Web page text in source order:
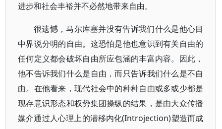
进步和社会丰裕并不必然地带来自由。
很遗憾，马尔库塞并没有告诉我们什么是他心目
中界说分明的自由。这恐怕是他也意识到有关自由的
任何定义都会破坏自由所应包涵的丰富内容。因此，
他不告诉我们什么是自由，而只告诉我们什么是不自
由。在他看来，现代社会中的种种自由或多或少都是
现存意识形态和权势集团操纵的结果，是由大众传播
媒介通过人心理上的潜移内化(Introjection)塑造而成